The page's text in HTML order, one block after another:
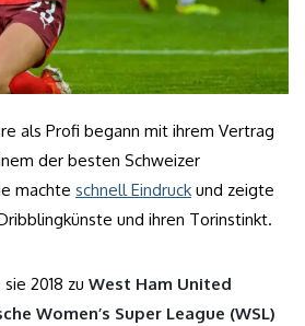
als Profi begann mit ihrem Vertrag
der besten Schweizer
machte schnell Eindruck und zeigte
und ihren Torinstinkt.
2018 zu West Ham United
Women’s Super League (WSL)